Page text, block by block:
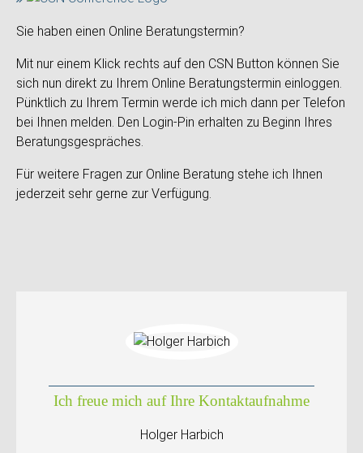
Sie haben einen Online Beratungstermin?
Mit nur einem Klick rechts auf den CSN Button können Sie
sich nun direkt zu Ihrem Online Beratungstermin einloggen.
Pünktlich zu Ihrem Termin werde ich mich dann per Telefon
bei Ihnen melden. Den Login-Pin erhalten zu Beginn Ihres
Beratungsgespräches.
Für weitere Fragen zur Online Beratung stehe ich Ihnen
jederzeit sehr gerne zur Verfügung.
Ich freue mich auf Ihre Kontaktaufnahme
Holger Harbich